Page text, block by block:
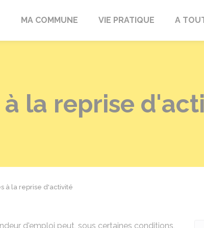
du-Gâtinais
MA COMMUNE VIE PRATIQUE A
à la reprise
à la reprise d'activité
d'emploi peut, sous certaines conditions,